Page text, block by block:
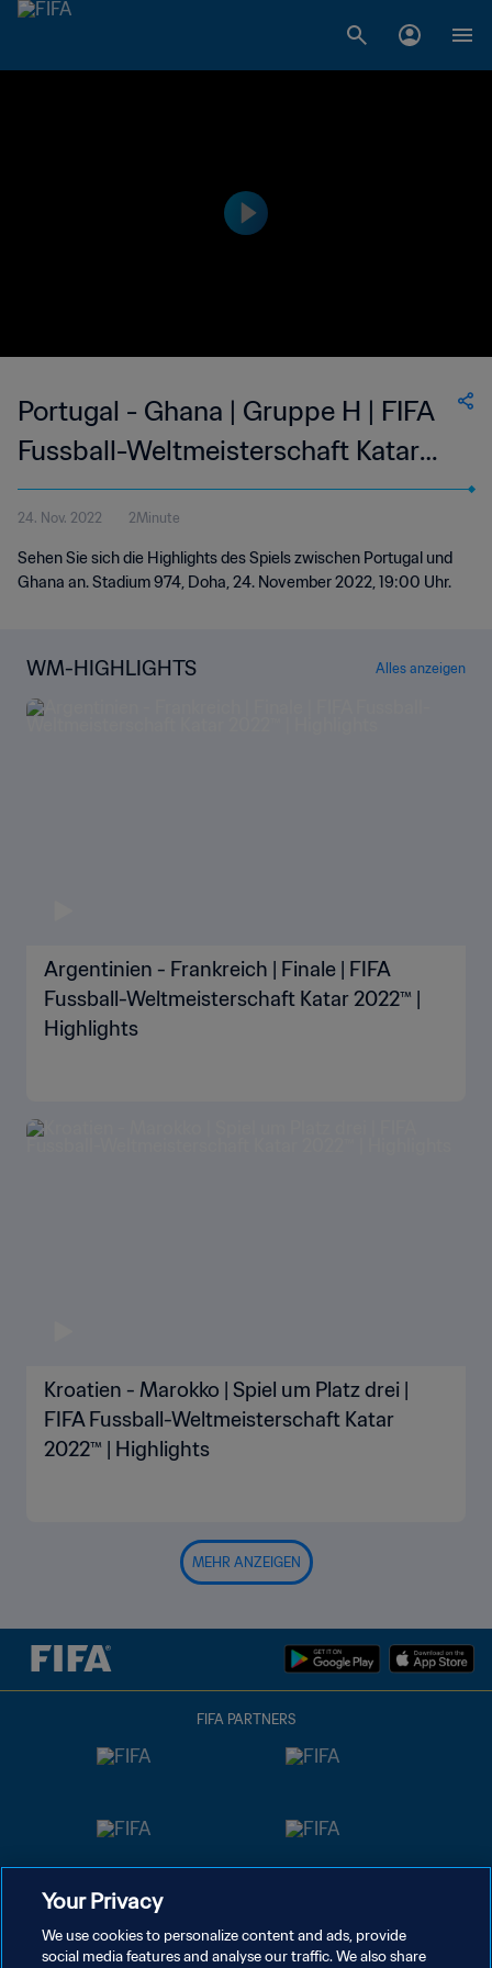
Portugal - Ghana | Gruppe H | FIFA
Fussball-Weltmeisterschaft Katar
2022™ | Highlights
24. Nov. 2022 2Minute
Sehen Sie sich die Highlights des Spiels zwischen Portugal und
Ghana an. Stadium 974, Doha, 24. November 2022, 19:00 Uhr.
WM-HIGHLIGHTS Alles anzeigen
Argentinien - Frankreich | Finale | FIFA
Fussball-Weltmeisterschaft Katar 2022™ |
Highlights
Kroatien - Marokko | Spiel um Platz drei |
FIFA Fussball-Weltmeisterschaft Katar
2022™ | Highlights
MEHR ANZEIGEN
FIFA PARTNERS
Your Privacy
We use cookies to personalize content and ads, provide
social media features and analyse our traffic. We also share